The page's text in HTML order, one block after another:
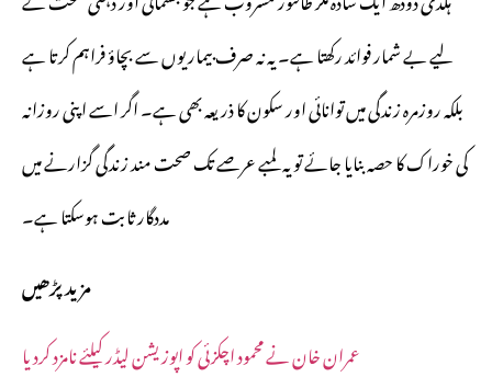
لیے بے شمار فوائد رکھتا ہے۔ یہ نہ صرف بیماریوں سے بچاؤ فراہم کرتا ہے
بلکہ روزمرہ زندگی میں توانائی اور سکون کا ذریعہ بھی ہے۔ اگر اسے اپنی روزانہ
کی خوراک کا حصہ بنایا جائے تو یہ لمبے عرصے تک صحت مند زندگی گزارنے میں
مددگار ثابت ہوسکتا ہے۔
مزید پڑھیں
عمران خان نے محمود اچکزئی کو اپوزیشن لیڈر کیلئے نامزد کردیا